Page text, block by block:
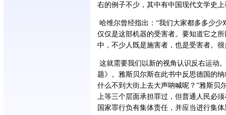
右的例子不少，其中有中国现代文学史
哈维尔曾经指出：“我们大家都多多少
仅仅是这部机器的受害者。要知道它之
中，不少人既是施害者，也是受害者。
这就需要我们以新的视角认识反右运动
题》。雅斯贝尔斯在此书中反思德国的
什么不到大街上去大声呐喊呢？”雅斯贝
上等三个层面承担罪过，但普通人民必
国家罪行负有集体责任，并应当进行集